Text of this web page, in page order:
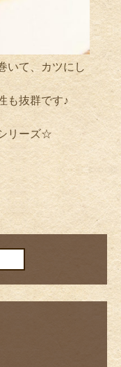
いて、カツにし
も抜群です♪
リーズ☆